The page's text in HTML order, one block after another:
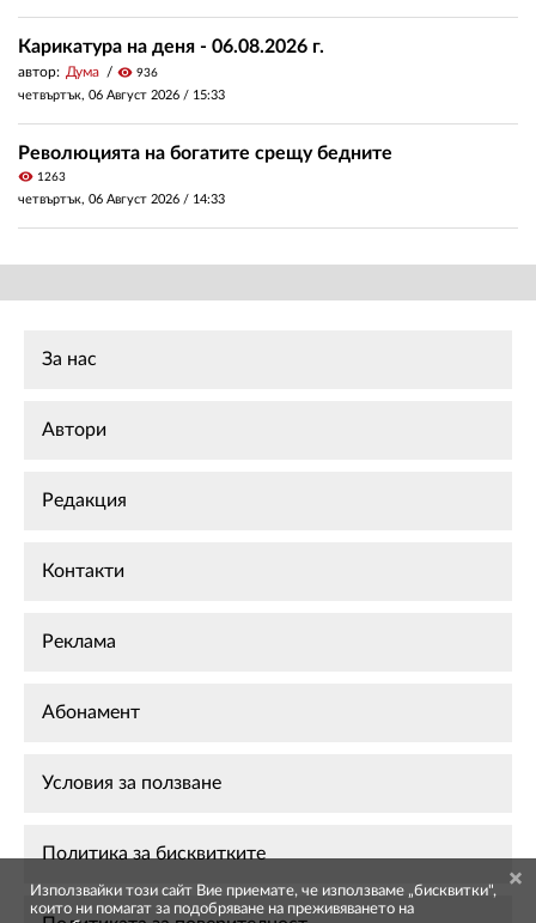
Карикатура на деня - 06.08.2026 г.
автор: Дума visibility 936
четвъртък, 06 Август 2026 / 15:33
Революцията на богатите срещу бедните
visibility 1263
четвъртък, 06 Август 2026 / 14:33
За нас
Автори
Редакция
Контакти
Реклама
Абонамент
Условия за ползване
Политика за бисквитките
Използвайки този сайт Вие приемате, че използваме „бисквитки",
които ни помагат за подобряване на преживяването на